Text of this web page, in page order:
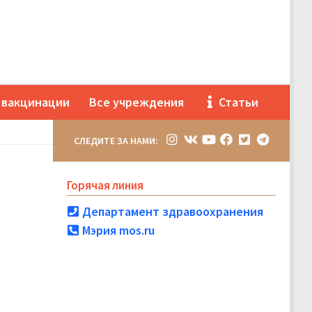
Все учреждения Статьи
СЛЕДИТЕ ЗА НАМИ:
Горячая линия
Департамент здравоохранения
Мэрия mos.ru